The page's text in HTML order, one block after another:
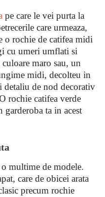
pe care le vei purta la
care urmeaza,
o rochie de catifea midi
cu umeri umflati si
maro sau, un
midi, decolteu in
de nod decorativ
rochie catifea verde
garderoba ta in acest
multime de modele.
care de obicei arata
precum rochie